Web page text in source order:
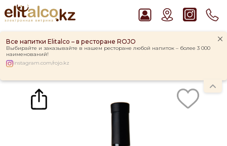
Все напитки Elitalco – в ресторане ROJO
Выбирайте и заказывайте в нашем ресторане любой напиток – более 3 000
наименований!
instagram.com/rojo.kz
Рекомендуем
Ром Captain Morgan White 37,5%
Джин Gordon`s London Dry Gin 37,5%
Пиво Guinness Draught 4,2% Can
Виски Talisker 10 YO Malt 45,8% in Box
Каталог Вино Вино Kartuli Marani Цинандали 11-13% (0,75L)